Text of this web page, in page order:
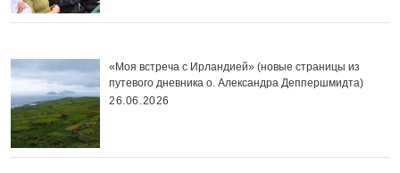
«Моя встреча с Ирландией» (новые страницы из
путевого дневника о. Александра Деппершмидта)
26.06.2026